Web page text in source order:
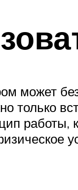
может
только
работы,